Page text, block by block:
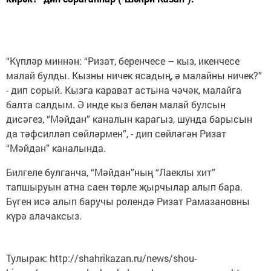
“Күпләр миннән: “Ризат, беренчесе – кыз, икенчесе
малай булды. Кызны ничек ясадың, ә малайны ничек?”
- дип сорый. Кызга карават астына чәчәк, малайга
балта салдым. Ә инде кыз белән малай булсын
дисәгез, “Мәйдан” каналын карагыз, шунда барысын
да тәфсилләп сөйләрмен”, - дип сөйләгән Ризат
“Мәйдан” каналында.
Билгеле булганча, “Мәйдан”ның “Лаеклы хит”
тапшыруын атна саен төрле җырчылар алып бара.
Бүген исә алып баручы ролендә Ризат Рамазановны
күрә алачаксыз.
Тулырак: http://shahrikazan.ru/news/shou-